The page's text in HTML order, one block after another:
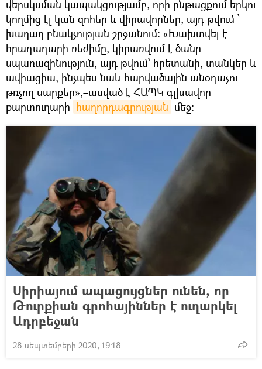
վերսկսման կապակցությամբ, որի ընթացքում երկու
կողմից էլ կան զոհեր և վիրավորներ, այդ թվում ՝
խաղաղ բնակչության շրջանում: «Խախտվել է
հրադադարի ռեժիմը, կիրառվում է ծանր
սպառազինություն, այդ թվում՝ հրետանի, տանկեր և
ավիացիա, ինչպես նաև հարվածային անօդաչու
թռչող սարքեր»,–ասված է ՀԱՊԿ գլխավոր
քարտուղարի հաղորդագրության մեջ։
Սիրիայում ապացույցներ ունեն, որ
Թուրքիան գրոհայիններ է ուղարկել
Ադրբեջան
28 սեպտեմբերի 2020, 19:18